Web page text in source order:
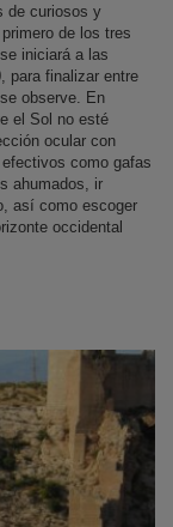
de curiosos y
de los tres
iniciará a las
para finalizar entre
observe. En
el Sol no esté
ocular con
como gafas
ahumados, ir
así como escoger
occidental